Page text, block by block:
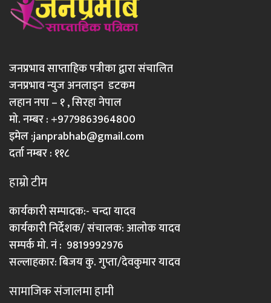
जनप्रभाव साप्ताहिक पत्रीका द्वारा संचालित
जनप्रभाव न्युज अनलाइन डटकम
लहान नपा – १ , सिरहा नेपाल
मो. नम्बर : +9779863964800
इमेल :janprabhab@gmail.com
दर्ता नम्बर : ११८
हाम्रो टीम
कार्यकारी सम्पादक:- चन्दा यादव
कार्यकारी निर्देशक/ संचालक: आलोक यादव
सम्पर्क मो. नं : 9819992976
सल्लाहकार: बिजय कु. गुप्ता/देवकुमार यादव
सामाजिक संजालमा हामी